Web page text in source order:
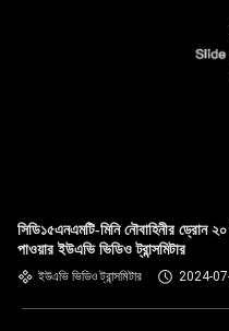
সিডি১৫এনএমটি-মিনি নৌবাহিনীর ড্রোন
পাওয়ার ইউএভি ভিডিও ট্রান্সমিটার
ইউএভি ভিডিও ট্রান্সমিটার 2024-